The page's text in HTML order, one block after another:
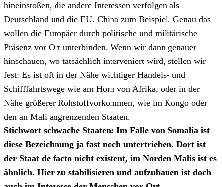
hineinstoßen, die andere Interessen verfolgen als
Deutschland und die EU. China zum Beispiel. Genau das
wollen die Europäer durch politische und militärische
Präsenz vor Ort unterbinden. Wenn wir dann genauer
hinschauen, wo tatsächlich interveniert wird, stellen wir
fest: Es ist oft in der Nähe wichtiger Handels- und
Schifffahrtswege wie am Horn von Afrika, oder in der
Nähe größerer Rohstoffvorkommen, wie im Kongo oder
den an Mali angrenzenden Staaten.
Stichwort schwache Staaten: Im Falle von Somalia ist
diese Bezeichnung ja fast noch untertrieben. Dort ist
der Staat de facto nicht existent, im Norden Malis ist es
ähnlich. Hier zu stabilisieren und aufzubauen ist doch